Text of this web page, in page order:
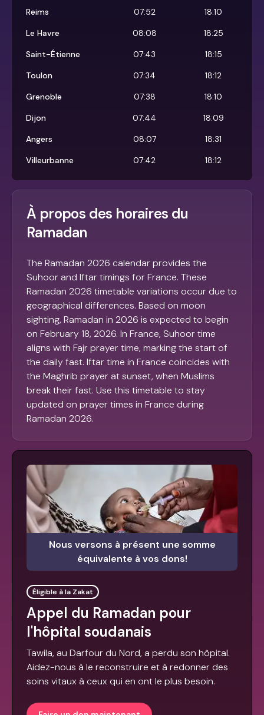
Reims
07:52
18:10
Le Havre
08:08
18:25
Saint-Étienne
07:43
18:15
Toulon
07:34
18:12
Grenoble
07:38
18:10
Dijon
07:44
18:09
Angers
08:07
18:31
Villeurbanne
07:42 18:12
À propos des horaires du
Ramadan
The Ramadan 2026 calendar provides the
Suhoor and Iftar timings for France. These
Ramadan 2026 timetable variations occur due to
geographical differences. Based on moon
sighting, Ramadan in 2026 is expected to begin
on February 18, 2026. In France, Suhoor time
aligns with Fajr prayer time, marking the start of
the daily fast. Iftar time in France coincides with
the Maghrib prayer at sunset, when Muslims
break their fast. Use this timetable to stay
updated on prayer times in France during
Ramadan 2026.
Nous versons à présent une somme
équivalente à vos dons!
Éligible à la Zakat
Appel du Ramadan pour
l'hôpital soudanais
Tawila, au Darfour du Nord, a perdu son hôpital.
Aidez-nous à le reconstruire et à redonner des
soins vitaux à ceux qui en ont le plus besoin.